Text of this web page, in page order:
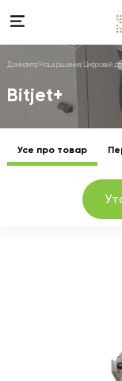
Домінанта Наші рішення Цифровий
Bitjet+
Усе про товар